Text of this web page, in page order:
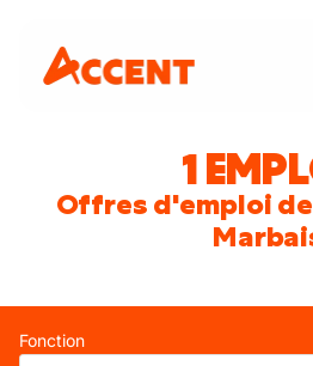
1
Offres d'emploi
Fonction